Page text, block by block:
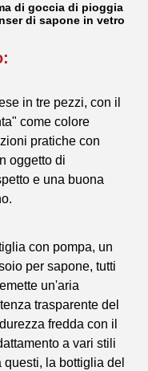
di goccia di pioggia
di sapone in vetro
in tre pezzi, con il
come colore
pratiche con
oggetto di
e una buona
con pompa, un
per sapone, tutti
un'aria
trasparente del
fredda con il
a vari stili
la bottiglia del